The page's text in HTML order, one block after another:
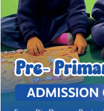
fastslot2.com
explorer ces jeux
Pourquoi les
Imaginez un peu :
cascade de symboles